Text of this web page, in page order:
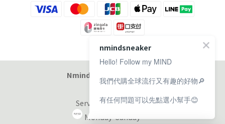
Nmind Sneaker 恩邁選貨店
Service at 11:00-19:00
Monday-Sunday
nmindsneaker
Hello! Follow my MIND
我們代購全球流行又有趣的好物🔎
有任何問題可以先點選小幫手😊